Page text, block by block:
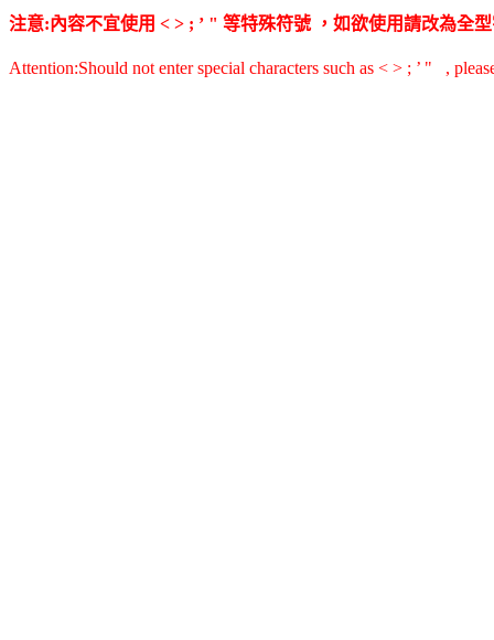
注意:內容不宜使用 < > ; ’ " 等特殊符號 ，如欲使用請改為全
Attention:Should not enter special characters such as < > ; ’ " ,